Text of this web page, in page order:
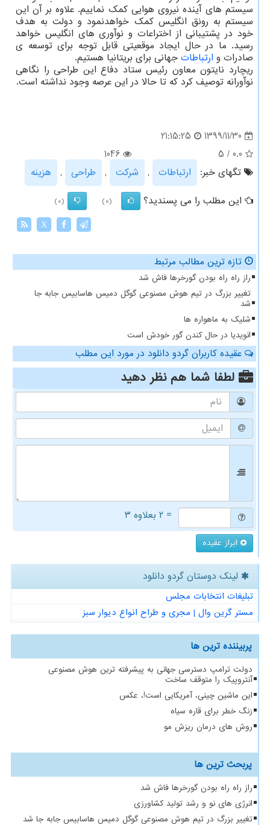
سیستم های آینده نیروی هوایی کمک نماییم. علاوه بر آن این
سیستم به رونق انگلیس کمک خواهدنمود و دولت به هدف
خود در پشتیبانی از اختراعات و نوآوری های انگلیس خواهد
رسید. ما در حال ایجاد موقعیتی قابل توجه برای توسعه ی
صادرات و ارتباطات جهانی برای بریتانیا هستیم.
ریچارد نایتون معاون رئیس ستاد دفاع این طراحی را نگاهی
نوآورانه توصیف کرد که تا حالا در این عرصه وجود نداشته است.
1399/11/30
21:15:25
0.0
/
5
1046
تگهای خبر:
ارتباطات , شركت , طراحی ,
هزینه
این مطلب را می پسندید؟
(0)
(0)
X
تازه ترین مطالب مرتبط
راز راه راه بودن گورخرها فاش شد
تغییر بزرگ در تیم هوش مصنوعی گوگل دمیس هاسابیس جابه جا
شد
شلیک به ماهواره ها
انویدیا در حال کندن گور خودش است
عقیده کاربران گردو دانلود در مورد این مطلب
لطفا شما همنظر دهید
= ۲ بعلاوه ۳
ابراز عقیده
لینک دوستان گردو دانلود
تبلیغات انتخابات مجلس
مستر گرین وال | مجری و طراح انواع دیوار سبز
پربیننده ترین ها
دولت ترامپ دسترسی جهانی به پیشرفته ترین هوش مصنوعی
آنتروپیک را متوقف ساخت
این ماشین چینی، آمریکایی است!، عکس
زنگ خطر برای قاره سیاه
روش های درمان ریزش مو
پربحث ترین ها
راز راه راه بودن گورخرها فاش شد
انرژی های نو و رشد تولید کشاورزی
تغییر بزرگ در تیم هوش مصنوعی گوگل دمیس هاسابیس جابه جا شد